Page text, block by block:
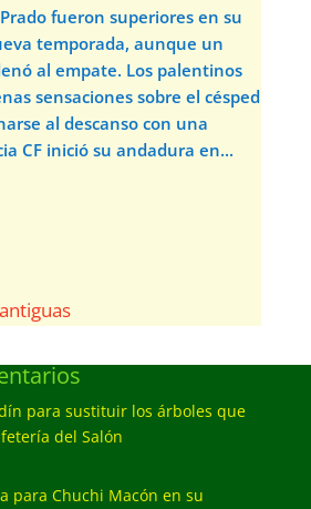
fueron superiores en su
temporada, aunque un
al empate. Los palentinos
sensaciones sobre el césped
al descanso con una
CF inició su andadura en...
para sustituir los árboles que
del Salón
para Chuchi Macón en su